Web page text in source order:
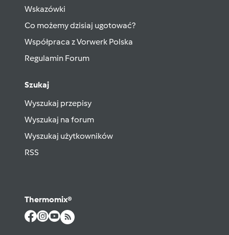
Wskazówki
Co możemy dzisiaj ugotować?
Współpraca z Vorwerk Polska
Regulamin Forum
Szukaj
Wyszukaj przepisy
Wyszukaj na forum
Wyszukaj użytkowników
RSS
Thermomix®